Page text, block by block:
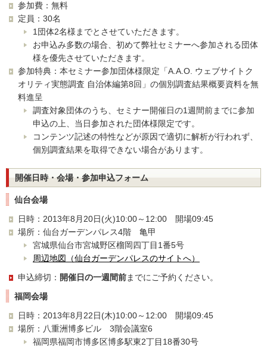
参加費：無料
定員：30名
1団体2名様までとさせていただきます。
お申込み多数の場合、初めて弊社セミナーへ参加される団体
様を優先させていただきます。
参加特典：本セミナー参加団体様限定「A.A.O. ウェブサイトク
オリティ実態調査 自治体編第8回」の個別調査結果概要資料を無
料進呈
調査対象団体のうち、セミナー開催日の1週間前までに参加
申込の上、当日参加された団体様限定です。
コンテンツ記述の特性などが原因で適切に解析が行われず、
個別調査結果を取得できない場合があります。
開催日時・会場・参加申込フォーム
仙台会場
日時：2013年8月20日(火)10:00～12:00 開場09:45
場所：仙台ガーデンパレス4階 亀甲
宮城県仙台市宮城野区榴岡四丁目1番5号
周辺地図（仙台ガーデンパレスのサイトへ）
申込締切： 開催日の一週間前までにご予約ください。
福岡会場
日時：2013年8月22日(木)10:00～12:00 開場09:45
場所：八重洲博多ビル 3階会議室6
福岡県福岡市博多区博多駅東2丁目18番30号